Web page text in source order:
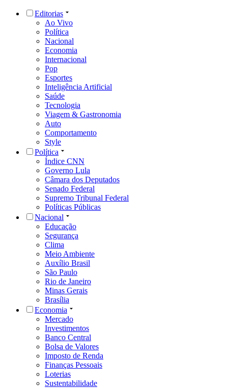
Editorias
Ao Vivo
Política
Nacional
Economia
Internacional
Pop
Esportes
Inteligência Artificial
Saúde
Tecnologia
Viagem & Gastronomia
Auto
Comportamento
Style
Política
Índice CNN
Governo Lula
Câmara dos Deputados
Senado Federal
Supremo Tribunal Federal
Políticas Públicas
Nacional
Educação
Segurança
Clima
Meio Ambiente
Auxílio Brasil
São Paulo
Rio de Janeiro
Minas Gerais
Brasília
Economia
Mercado
Investimentos
Banco Central
Bolsa de Valores
Imposto de Renda
Finanças Pessoais
Loterias
Sustentabilidade